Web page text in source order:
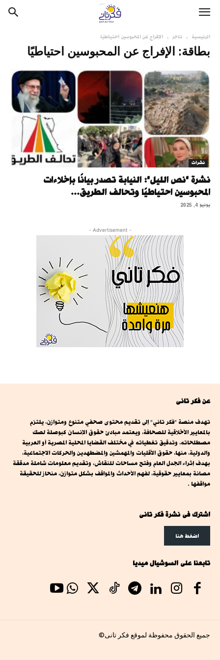
الرئيسية تاجز الإفراج عن المحبوسين احتياطيًا
بطاقة: الإفراج عن المحبوسين احتياطيًا
نشرات
نشرة "نص الليل": النيابة تصدر بيانًا بإخلاءات
المحبوسين احتياطيًا وتحالف الطريق...
يونيو 4, 2025
- Advertisement -
عن فكر تانى
تهدف منصة "فكر تاني" إلى تقديم محتوى صحفي متنوع ومتوازن، يلتزم
بالمعايير الأخلاقية للصحافة، ويعتمد مبادئ حقوق الإنسان كبوصلة لصك
مصطلحاته، وتدقيق تغطياته في مختلف القضايا المحلية المصرية أو العربية
والدولية، منها، حقوق الأقليات والمهمشين والمضطهدين والحركات الاجتماعية،
بهدف إثراء الجدل العام وفتح مساحات للنقاش، وتقديم معلومات شاملة مدققة
مصانة بمعايير حقوقية، لفهم الأحداث والمواقف بشكل متوازن، منحاز للحقيقة
مواقفها .
اشترك فى نشرة فكر تانى
اضغط هنا
تابعنا على السوشيال ميديا
جميع الحقوق محفوظة لموقع فكر تانى©